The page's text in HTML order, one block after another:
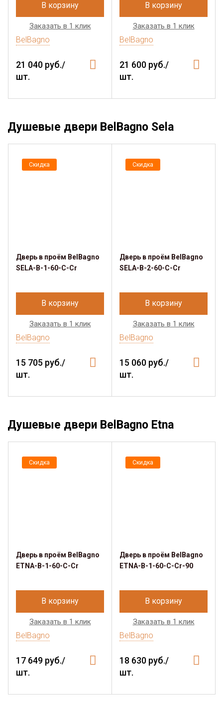
В корзину
Заказать в 1 клик
BelBagno
21 040 руб./
шт.
В корзину
Заказать в 1 клик
BelBagno
21 600 руб./
шт.
Душевые двери BelBagno Sela
Скидка
Дверь в проём BelBagno
SELA-B-1-60-C-Cr
В корзину
Заказать в 1 клик
BelBagno
15 705 руб./
шт.
Скидка
Дверь в проём BelBagno
SELA-B-2-60-C-Cr
В корзину
Заказать в 1 клик
BelBagno
15 060 руб./
шт.
Душевые двери BelBagno Etna
Скидка
Дверь в проём BelBagno
ETNA-B-1-60-C-Cr
В корзину
Заказать в 1 клик
BelBagno
17 649 руб./
шт.
Скидка
Дверь в проём BelBagno
ETNA-B-1-60-C-Cr-90
В корзину
Заказать в 1 клик
BelBagno
18 630 руб./
шт.